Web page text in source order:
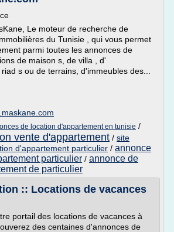
Le moteur de recherche de
du Tunisie , qui vous permet
parmi toutes les annonces de
de maison s, de villa , d'
s ou de terrains, d'immeubles des...
de location d'appartement en tunisie /
vente d'appartement / site
d'appartement particulier / annonce
particulier / annonce de
de particulier
:: Locations de vacances
portail des locations de vacances à
des centaines d'annonces de